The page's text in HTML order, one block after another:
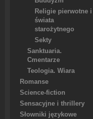
Religie pierwotne i
świata
starożytnego
Sekty
Sanktuaria.
Cmentarze
Teologia. Wiara
Romanse
Science-fiction
Sensacyjne i thrillery
Słowniki językowe